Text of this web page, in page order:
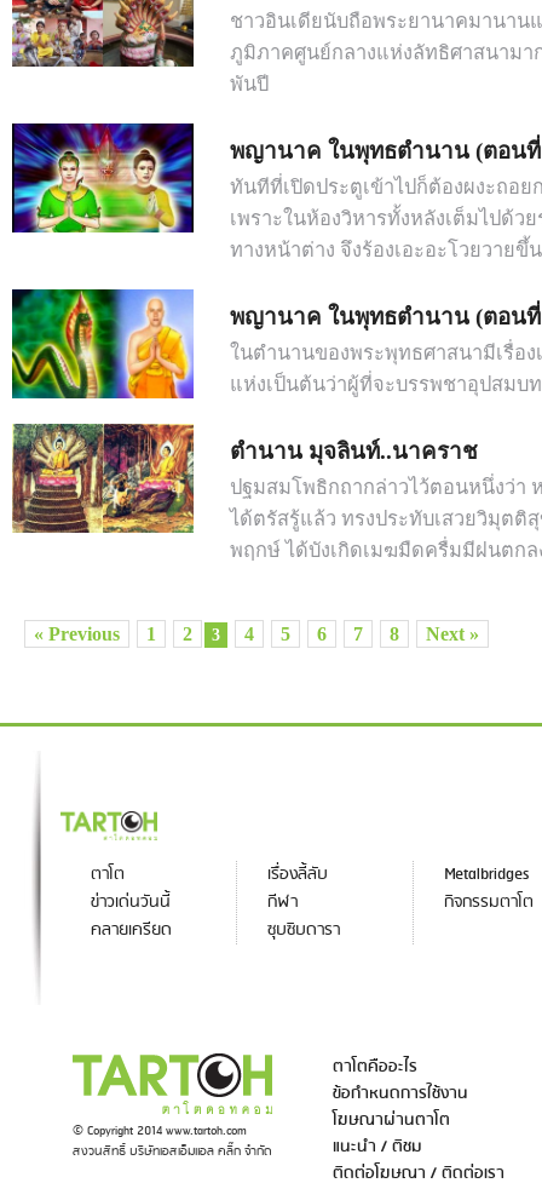
ชาวอินเดียนับถือพระยานาคมานา
ภูมิภาคศูนย์กลางแห่งลัทธิศาสนามา
พันปี
พญานาค ในพุทธตำนาน (ตอนที่
ทันทีที่เปิดประตูเข้าไปก็ต้องผงะถอ
เพราะในห้องวิหารทั้งหลังเต็มไปด้
ทางหน้าต่าง จึงร้องเอะอะโวยวายขึ้น
พญานาค ในพุทธตำนาน (ตอนที่
ในตำนานของพระพุทธศาสนามีเรื่อ
แห่งเป็นต้นว่าผู้ที่จะบรรพชาอุปสมบ
ตำนาน มุจลินท์..นาคราช
ปฐมสมโพธิกถากล่าวไว้ตอนหนึ่งว่า
ได้ตรัสรู้แล้ว ทรงประทับเสวยวิมุต
พฤกษ์ ได้บังเกิดเมฆมืดครื่มมีฝนตก
« Previous 1 2 3 4 5 6 7 8 Next »
ตาโต
ข่าวเด่นวันนี้
คลายเครียด
เรื่องลี้ลับ
กีฬา
ซุบซิบดารา
Metalbridges
กิจกรรมตาโต
© Copyright 2014 www.tartoh.com
สงวนสิทธิ์ บริษัทเอสเอ็มแอล คลิ๊ก จำกัด
ตาโตคืออะไร
ข้อกำหนดการใช้งาน
โฆษณาผ่านตาโต
แนะนำ / ติชม
ติดต่อโฆษณา / ติดต่อเรา